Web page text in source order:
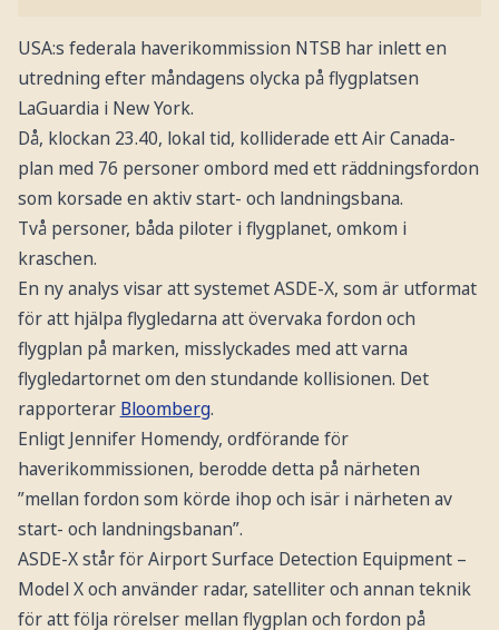
USA:s federala haverikommission NTSB har inlett en
utredning efter måndagens olycka på flygplatsen
LaGuardia i New York.
Då, klockan 23.40, lokal tid, kolliderade ett Air Canada-
plan med 76 personer ombord med ett räddningsfordon
som korsade en aktiv start- och landningsbana.
Två personer, båda piloter i flygplanet, omkom i
kraschen.
En ny analys visar att systemet ASDE-X, som är utformat
för att hjälpa flygledarna att övervaka fordon och
flygplan på marken, misslyckades med att varna
flygledartornet om den stundande kollisionen. Det
rapporterar Bloomberg.
Enligt Jennifer Homendy, ordförande för
haverikommissionen, berodde detta på närheten
”mellan fordon som körde ihop och isär i närheten av
start- och landningsbanan”.
ASDE-X står för Airport Surface Detection Equipment –
Model X och använder radar, satelliter och annan teknik
för att följa rörelser mellan flygplan och fordon på